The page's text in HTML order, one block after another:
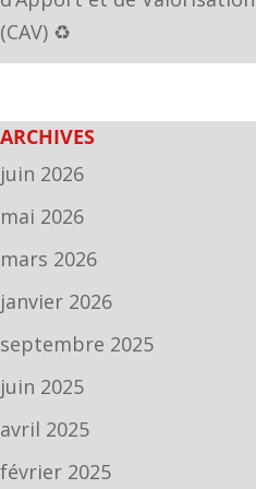
(CAV) ♻️
ARCHIVES
juin 2026
mai 2026
mars 2026
janvier 2026
septembre 2025
juin 2025
avril 2025
février 2025